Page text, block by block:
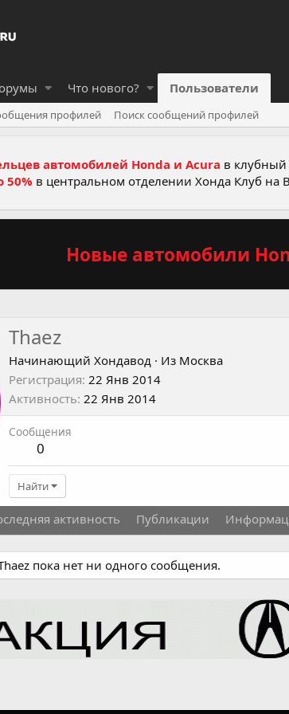
Что нового? Пользователи
профилей Поиск сообщений профилей
автомобилей Honda и Acura в клубный
50% в центральном отделении Хонда Клуб на
Новые автомобили
Thaez
Начинающий Хондавод · Из Москва
Регистрация 22 Янв 2014
Активность 22 Янв 2014
Сообщения
0
Найти
активность Публикации
пока нет ни одного сообщения.